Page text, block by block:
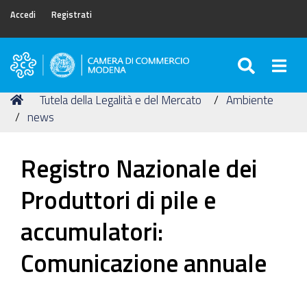
Accedi Registrati
Camera
Commercio
di
Tu
sei
Home
Tutela della Legalità e del Mercato
Ambiente
news
Registro Nazionale dei
Produttori di pile e
accumulatori:
Comunicazione annuale